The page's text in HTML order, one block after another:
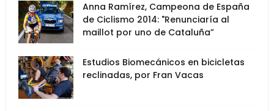
Anna Ramírez, Campeona de España
de Ciclismo 2014: "Renunciaría al
maillot por uno de Cataluña”
Estudios Biomecánicos en bicicletas
reclinadas, por Fran Vacas